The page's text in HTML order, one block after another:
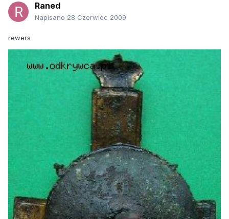
Raned
Napisano 28 Czerwiec 2009
rewers